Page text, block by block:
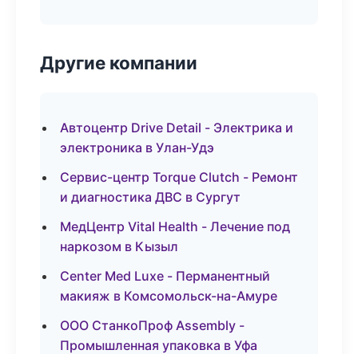
Другие компании
Автоцентр Drive Detail - Электрика и
электроника в Улан-Удэ
Сервис-центр Torque Clutch - Ремонт
и диагностика ДВС в Сургут
МедЦентр Vital Health - Лечение под
наркозом в Кызыл
Center Med Luxe - Перманентный
макияж в Комсомольск-на-Амуре
ООО СтанкоПроф Assembly -
Промышленная упаковка в Уфа